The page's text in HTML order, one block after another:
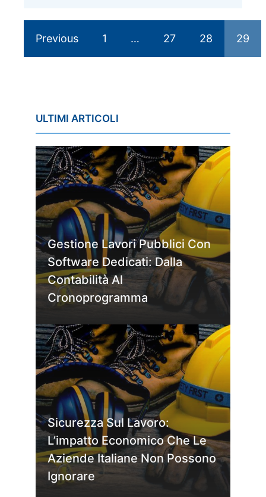
Previous 1 … 27 28 29
ULTIMI ARTICOLI
Gestione Lavori Pubblici Con
Software Dedicati: Dalla
Contabilità Al
Cronoprogramma
Sicurezza Sul Lavoro:
L’impatto Economico Che Le
Aziende Italiane Non Possono
Ignorare